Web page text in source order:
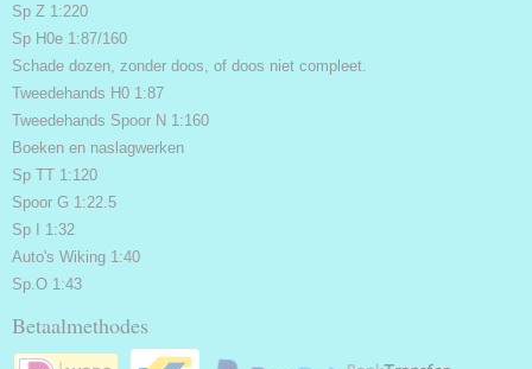
Sp Z 1:220
Sp H0e 1:87/160
Schade dozen, zonder doos, of doos niet compleet.
Tweedehands H0 1:87
Tweedehands Spoor N 1:160
Boeken en naslagwerken
Sp TT 1:120
Spoor G 1:22.5
Sp I 1:32
Auto's Wiking 1:40
Sp.O 1:43
Betaalmethodes